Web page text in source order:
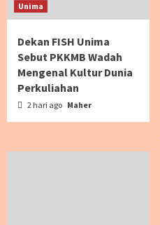
Unima
Dekan FISH Unima
Sebut PKKMB Wadah
Mengenal Kultur Dunia
Perkuliahan
2 hari ago Maher